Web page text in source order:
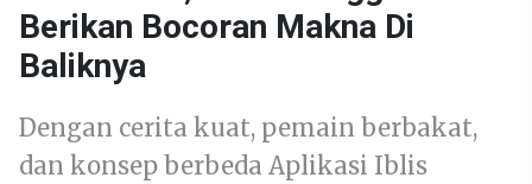
Berikan Bocoran Makna Di
Baliknya
Dengan cerita kuat, pemain berbakat,
dan konsep berbeda Aplikasi Iblis